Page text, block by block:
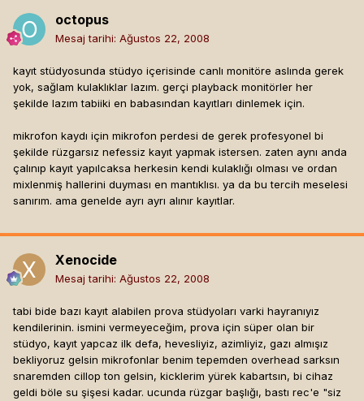
octopus
Mesaj tarihi: Ağustos 22, 2008
kayıt stüdyosunda stüdyo içerisinde canlı monitöre aslında gerek
yok, sağlam kulaklıklar lazım. gerçi playback monitörler her
şekilde lazım tabiiki en babasından kayıtları dinlemek için.
mikrofon kaydı için mikrofon perdesi de gerek profesyonel bi
şekilde rüzgarsız nefessiz kayıt yapmak istersen. zaten aynı anda
çalınıp kayıt yapılcaksa herkesin kendi kulaklığı olması ve ordan
mixlenmiş hallerini duyması en mantıklısı. ya da bu tercih meselesi
sanırım. ama genelde ayrı ayrı alınır kayıtlar.
Xenocide
Mesaj tarihi: Ağustos 22, 2008
tabi bide bazı kayıt alabilen prova stüdyoları varki hayranıyız
kendilerinin. ismini vermeyeceğim, prova için süper olan bir
stüdyo, kayıt yapcaz ilk defa, hevesliyiz, azimliyiz, gazı almışız
bekliyoruz gelsin mikrofonlar benim tepemden overhead sarksın
snaremden cillop ton gelsin, kicklerim yürek kabartsın, bi cihaz
geldi böle su şişesi kadar. ucunda rüzgar başlığı, bastı rec'e "siz